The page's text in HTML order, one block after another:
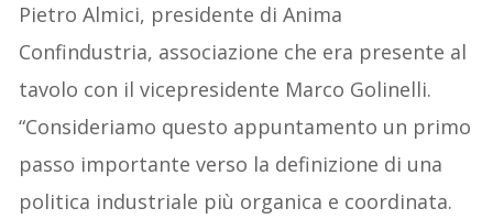
Pietro Almici, presidente di Anima
Confindustria, associazione che era presente al
tavolo con il vicepresidente Marco Golinelli.
“Consideriamo questo appuntamento un primo
passo importante verso la definizione di una
politica industriale più organica e coordinata.